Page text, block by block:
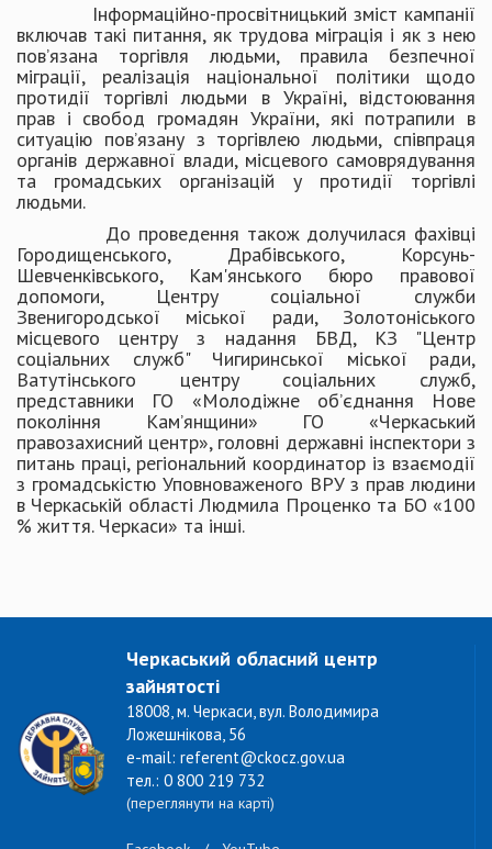
Інформаційно-просвітницький зміст кампанії
включав такі питання, як трудова міграція і як з нею
пов’язана торгівля людьми, правила безпечної
міграції, реалізація національної політики щодо
протидії торгівлі людьми в Україні, відстоювання
прав і свобод громадян України, які потрапили в
ситуацію пов’язану з торгівлею людьми, співпраця
органів державної влади, місцевого самоврядування
та громадських організацій у протидії торгівлі
людьми.
До проведення також долучилася фахівці
Городищенського, Драбівського, Корсунь-
Шевченківського, Кам'янського бюро правової
допомоги, Центру соціальної служби
Звенигородської міської ради, Золотоніського
місцевого центру з надання БВД, КЗ "Центр
соціальних служб" Чигиринської міської ради,
Ватутінського центру соціальних служб,
представники ГО «Молодіжне об’єднання Нове
покоління Кам’янщини» ГО «Черкаський
правозахисний центр», головні державні інспектори з
питань праці, регіональний координатор із взаємодії
з громадськістю Уповноваженого ВРУ з прав людини
в Черкаській області Людмила Проценко та БО «100
% життя. Черкаси» та інші.
Черкаський обласний центр
зайнятості
18008, м. Черкаси, вул. Володимира
Ложешнікова, 56
e-mail: referent@ckocz.gov.ua
тел.: 0 800 219 732
(переглянути на карті)